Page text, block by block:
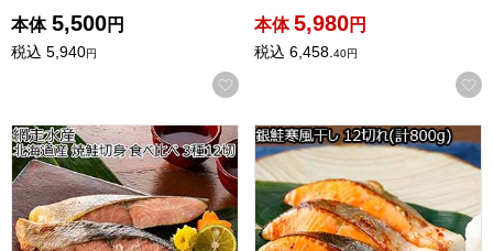
本体 5,500円
税込 5,940円
お気に入りに登録する
本体 5,980円
税込 6,458. 40円
網走水産 北海道産 焼鮭切身 食べ比べ 3種12切【おいしいお
銀鮭寒風干し 12切れ(計